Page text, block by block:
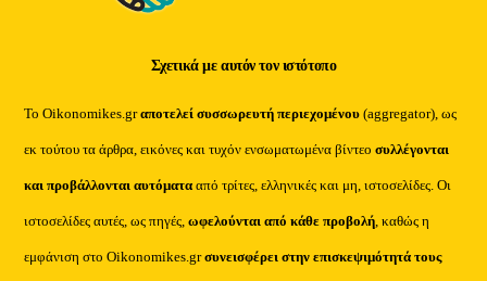
Σχετικά με αυτόν τον ιστότοπο
Το Oikonomikes.grαποτελεί συσσωρευτή περιεχομένου (aggregator), ως
εκ τούτου τα άρθρα, εικόνες και τυχόν ενσωματωμένα βίντεοσυλλέγονται
και προβάλλονται αυτόματααπό τρίτες, ελληνικές και μη, ιστοσελίδες. Οι
ιστοσελίδες αυτές, ως πηγές,ωφελούνται από κάθε προβολή, καθώς η
εμφάνιση στο Oikonomikes.grσυνεισφέρει στην επισκεψιμότητά τους